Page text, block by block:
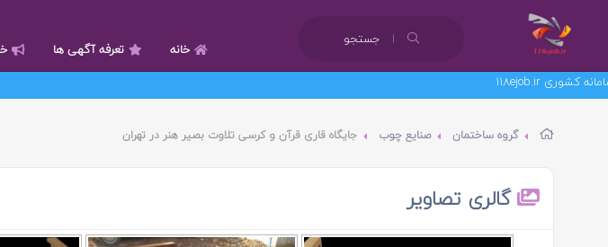
جستجو
خانه تعرفه آگهی ها
گروه ساختمان صنایع چوب جایگاه قاری قرآن و کرسی تلاوت بصیر هنر در تهران
گالری تصاویر